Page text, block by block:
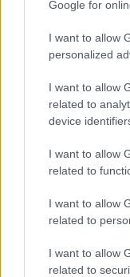
Google for
I want to allow
personalized
I want to allow
related to
device
I want to allow
related to
I want to allow
related to
I want to allow
related to
Öngyilkos lett